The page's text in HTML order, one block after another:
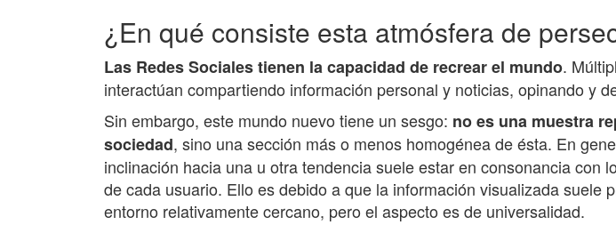
¿En qué consiste esta atmósfera de
Las Redes Sociales tienen la capacidad de recrear el mundo.
interactúan compartiendo información personal y noticias, opinando y
Sin embargo, este mundo nuevo tiene un sesgo: no es una muestra
sociedad, sino una sección más o menos homogénea de ésta. En
inclinación hacia una u otra tendencia suele estar en consonancia con
de cada usuario. Ello es debido a que la información visualizada suele
entorno relativamente cercano, pero el aspecto es de universalidad.